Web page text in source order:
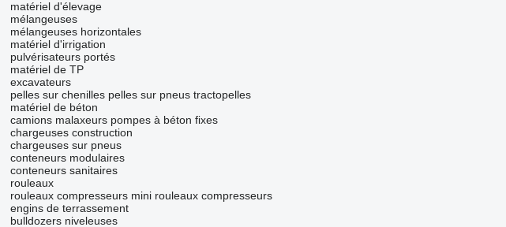
matériel d'élevage
mélangeuses
mélangeuses horizontales
matériel d'irrigation
pulvérisateurs portés
matériel de TP
excavateurs
pelles sur chenilles pelles sur pneus tractopelles
matériel de béton
camions malaxeurs pompes à béton fixes
chargeuses construction
chargeuses sur pneus
conteneurs modulaires
conteneurs sanitaires
rouleaux
rouleaux compresseurs mini rouleaux compresseurs
engins de terrassement
bulldozers niveleuses